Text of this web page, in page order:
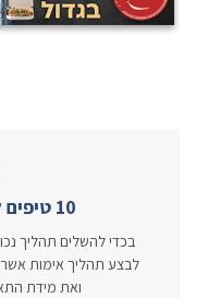
10 טיפים לזכיינות מנצחת
בכדי להשלים תהליך
לבצע תהליך אימות
ואת מידת